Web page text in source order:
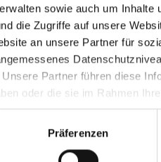
sowie auch um
die Zugriffe auf unsere
an unsere Partner für
Partner führen diese
oder die sie im Rahmen
Präferenzen
an der Thaya